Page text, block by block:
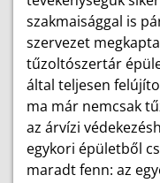
szakmaisággal is
szervezet
tűzoltószertár
által teljesen
ma már nemcsak
az árvízi
egykori épületből
maradt fenn: az